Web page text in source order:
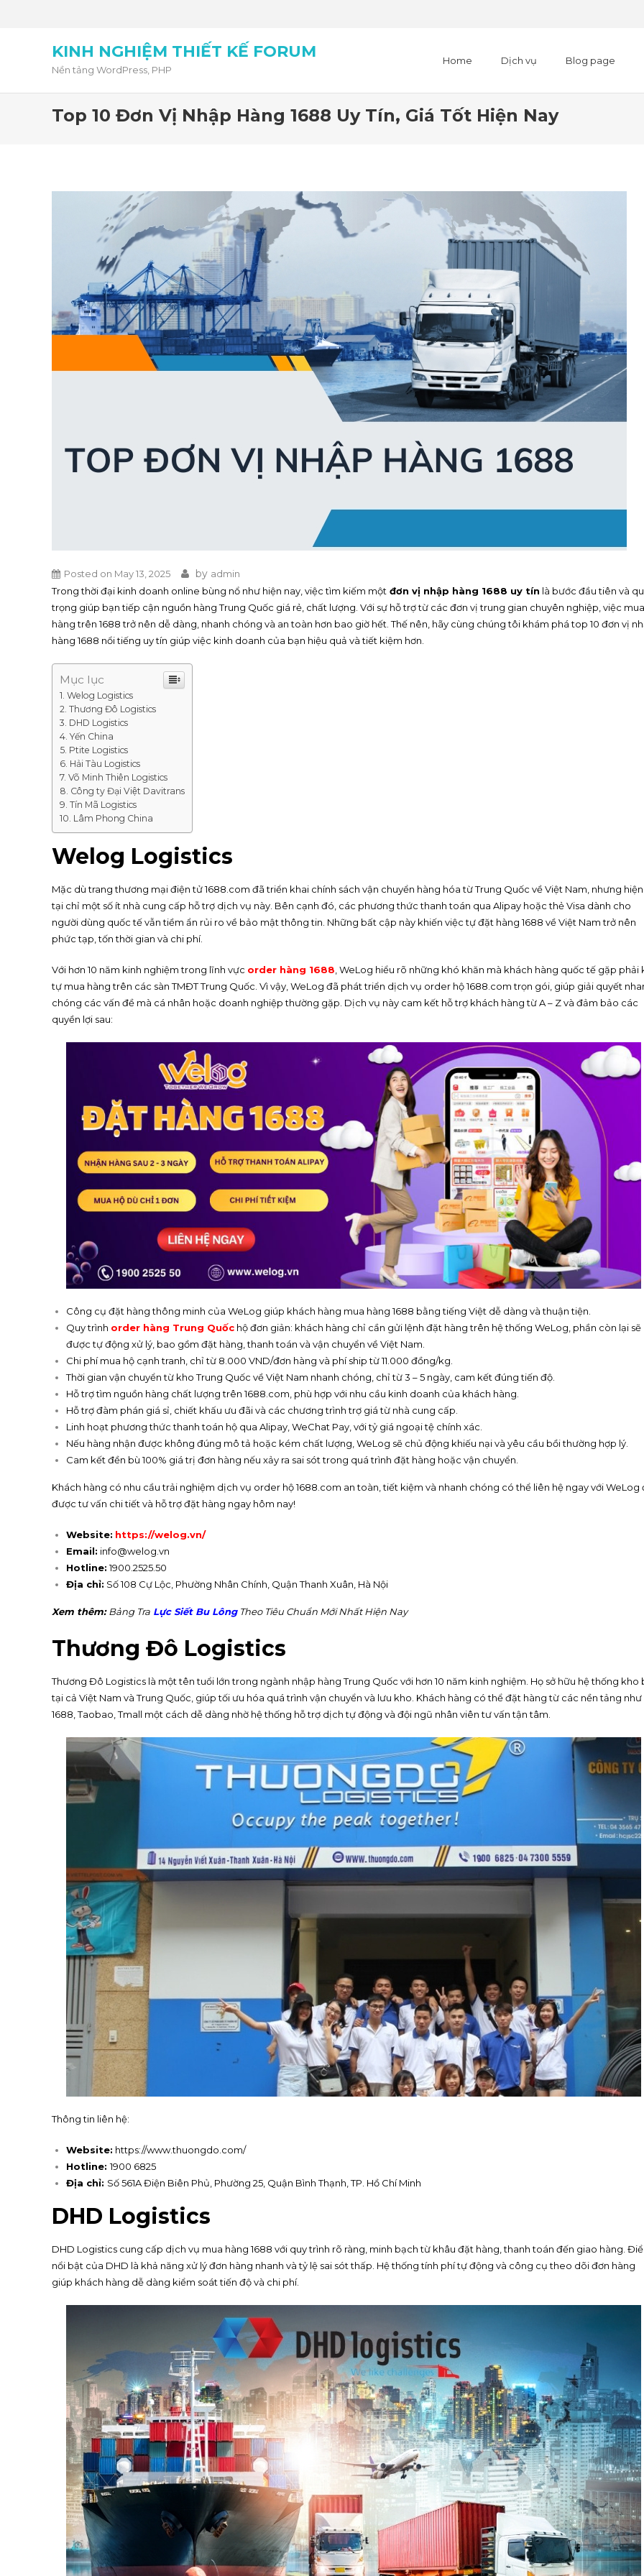
KINH NGHIỆM THIẾT KẾ FORUM
Nền tảng WordPress, PHP
Home Dịch vụ Blog page
Top 10 Đơn Vị Nhập Hàng 1688 Uy Tín, Giá Tốt Hiện Nay
Posted on May 13, 2025 by admin
Trong thời đại kinh doanh online bùng nổ như hiện nay, việc tìm kiếm một đơn vị nhập hàng 1688 uy tín là bước đầu tiên và
trọng giúp bạn tiếp cận nguồn hàng Trung Quốc giá rẻ, chất lượng. Với sự hỗ trợ từ các đơn vị trung gian chuyên nghiệp, việc mua
hàng trên 1688 trở nên dễ dàng, nhanh chóng và an toàn hơn bao giờ hết. Thế nên, hãy cùng chúng tôi khám phá top 10 đơn vị
hàng 1688 nổi tiếng uy tín giúp việc kinh doanh của bạn hiệu quả và tiết kiệm hơn.
Mục lục
Welog Logistics
Thương Đô Logistics
DHD Logistics
Yến China
Ptite Logistics
Hải Tàu Logistics
Võ Minh Thiên Logistics
Công ty Đại Việt Davitrans
Tín Mã Logistics
Lâm Phong China
Welog Logistics
Mặc dù trang thương mại điện tử 1688.com đã triển khai chính sách vận chuyển hàng hóa từ Trung Quốc về Việt Nam, nhưng hiện
tại chỉ một số ít nhà cung cấp hỗ trợ dịch vụ này. Bên cạnh đó, các phương thức thanh toán qua Alipay hoặc thẻ Visa dành cho
người dùng quốc tế vẫn tiềm ẩn rủi ro về bảo mật thông tin. Những bất cập này khiến việc tự đặt hàng 1688 về Việt Nam trở nên
phức tạp, tốn thời gian và chi phí.
Với hơn 10 năm kinh nghiệm trong lĩnh vực order hàng 1688 , WeLog hiểu rõ những khó khăn mà khách hàng quốc tế gặp phải
tự mua hàng trên các sàn TMĐT Trung Quốc. Vì vậy, WeLog đã phát triển dịch vụ order hộ 1688.com trọn gói, giúp giải quyết
chóng các vấn đề mà cá nhân hoặc doanh nghiệp thường gặp. Dịch vụ này cam kết hỗ trợ khách hàng từ A – Z và đảm bảo các
quyền lợi sau:
Công cụ đặt hàng thông minh của WeLog giúp khách hàng mua hàng 1688 bằng tiếng Việt dễ dàng và thuận tiện.
Quy trình order hàng Trung Quốc hộ đơn giản: khách hàng chỉ cần gửi lệnh đặt hàng trên hệ thống WeLog, phần còn lại sẽ
được tự động xử lý, bao gồm đặt hàng, thanh toán và vận chuyển về Việt Nam.
Chi phí mua hộ cạnh tranh, chỉ từ 8.000 VND/đơn hàng và phí ship từ 11.000 đồng/kg.
Thời gian vận chuyển từ kho Trung Quốc về Việt Nam nhanh chóng, chỉ từ 3 – 5 ngày, cam kết đúng tiến độ.
Hỗ trợ tìm nguồn hàng chất lượng trên 1688.com, phù hợp với nhu cầu kinh doanh của khách hàng.
Hỗ trợ đàm phán giá sỉ, chiết khấu ưu đãi và các chương trình trợ giá từ nhà cung cấp.
Linh hoạt phương thức thanh toán hộ qua Alipay, WeChat Pay, với tỷ giá ngoại tệ chính xác.
Nếu hàng nhận được không đúng mô tả hoặc kém chất lượng, WeLog sẽ chủ động khiếu nại và yêu cầu bồi thường hợp lý.
Cam kết đền bù 100% giá trị đơn hàng nếu xảy ra sai sót trong quá trình đặt hàng hoặc vận chuyển.
Khách hàng có nhu cầu trải nghiệm dịch vụ order hộ 1688.com an toàn, tiết kiệm và nhanh chóng có thể liên hệ ngay với WeLog
được tư vấn chi tiết và hỗ trợ đặt hàng ngay hôm nay!
Website: https://welog.vn/
Email: info@welog.vn
Hotline:1900.2525.50
Địa chỉ: Số 108 Cự Lộc, Phường Nhân Chính, Quận Thanh Xuân, Hà Nội
Xem thêm:Bảng Tra Lực Siết Bu LôngTheo Tiêu Chuẩn Mới Nhất Hiện Nay
Thương Đô Logistics
Thương Đô Logistics là một tên tuổi lớn trong ngành nhập hàng Trung Quốc với hơn 10 năm kinh nghiệm. Họ sở hữu hệ thống kho
tại cả Việt Nam và Trung Quốc, giúp tối ưu hóa quá trình vận chuyển và lưu kho. Khách hàng có thể đặt hàng từ các nền tảng như
1688, Taobao, Tmall một cách dễ dàng nhờ hệ thống hỗ trợ dịch tự động và đội ngũ nhân viên tư vấn tận tâm.
Thông tin liên hệ:
Website: https://www.thuongdo.com/
Hotline:1900 6825
Địa chỉ: Số 561A Điện Biên Phủ, Phường 25, Quận Bình Thạnh, TP. Hồ Chí Minh
DHD Logistics
DHD Logistics cung cấp dịch vụ mua hàng 1688 với quy trình rõ ràng, minh bạch từ khâu đặt hàng, thanh toán đến giao hàng.
nổi bật của DHD là khả năng xử lý đơn hàng nhanh và tỷ lệ sai sót thấp. Hệ thống tính phí tự động và công cụ theo dõi đơn hàng
giúp khách hàng dễ dàng kiểm soát tiến độ và chi phí.